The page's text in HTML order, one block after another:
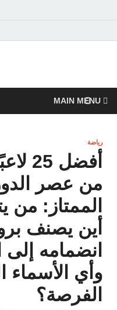
MAIN MENU
رياضة
من عصر
الممتاز: من
أين يصنف
انضمامه
وأي الأسماء
الفرصة؟